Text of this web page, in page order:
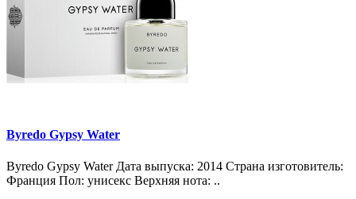
Byredo Gypsy Water
Byredo Gypsy Water Дата выпуска: 2014 Страна изготовитель:
Франция Пол: унисекс Верхняя нота: ..